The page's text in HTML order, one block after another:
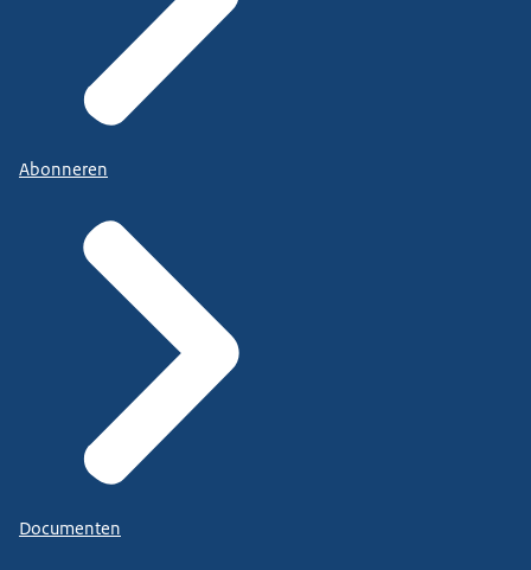
Abonneren
Documenten